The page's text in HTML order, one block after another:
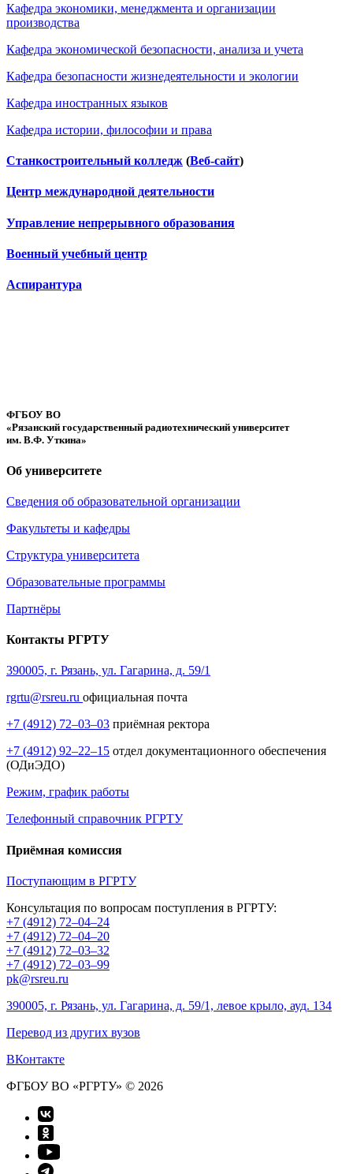
Кафедра экономики, менеджмента и организации
производства
Кафедра экономической безопасности, анализа и учета
Кафедра безопасности жизнедеятельности и экологии
Кафедра иностранных языков
Кафедра истории, философии и права
Станкостроительный колледж (Веб-сайт)
Центр международной деятельности
Управление непрерывного образования
Военный учебный центр
Аспирантура
ФГБОУ ВО
«Рязанский государственный радиотехнический университет
им. В.Ф. Уткина»
Об университете
Сведения об образовательной организации
Факультеты и кафедры
Структура университета
Образовательные программы
Партнёры
Контакты РГРТУ
390005, г. Рязань, ул. Гагарина, д. 59/1
rgrtu@rsreu.ru официальная почта
+7 (4912) 72–03–03 приёмная ректора
+7 (4912) 92–22–15 отдел документационного обеспечения
(ОДиЭДО)
Режим, график работы
Телефонный справочник РГРТУ
Приёмная комиссия
Поступающим в РГРТУ
Консультация по вопросам поступления в РГРТУ:
+7 (4912) 72–04–24
+7 (4912) 72–04–20
+7 (4912) 72–03–32
+7 (4912) 72–03–99
pk@rsreu.ru
390005, г. Рязань, ул. Гагарина, д. 59/1, левое крыло, ауд. 134
Перевод из других вузов
ВКонтакте
ФГБОУ ВО «РГРТУ» © 2026